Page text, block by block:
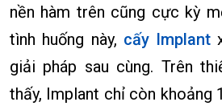
nền hàm trên cũng cực kỳ
tình huống này, cấy Implant
giải pháp sau cùng. Trên
thấy, Implant chỉ còn khoảng